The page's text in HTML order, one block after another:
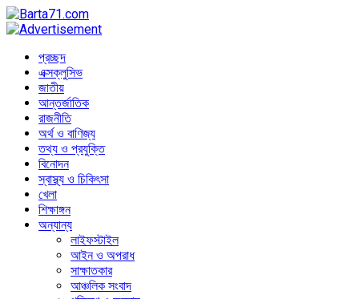
প্রচ্ছদ
এক্সক্লুসিভ
জাতীয়
আন্তর্জাতিক
রাজনীতি
অর্থ ও বাণিজ্য
তথ্য ও প্রযুক্তি
বিনোদন
স্বাস্থ্য ও চিকিৎসা
খেলা
শিক্ষাঙ্গন
অন্যান্য
লাইফস্টাইল
আইন ও অপরাধ
সাক্ষাতকার
আঞ্চলিক সংবাদ